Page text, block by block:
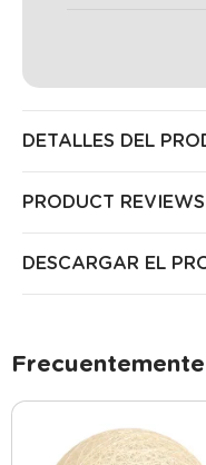
DETALLES DEL
PRODUCT REVIEWS
DESCARGAR EL